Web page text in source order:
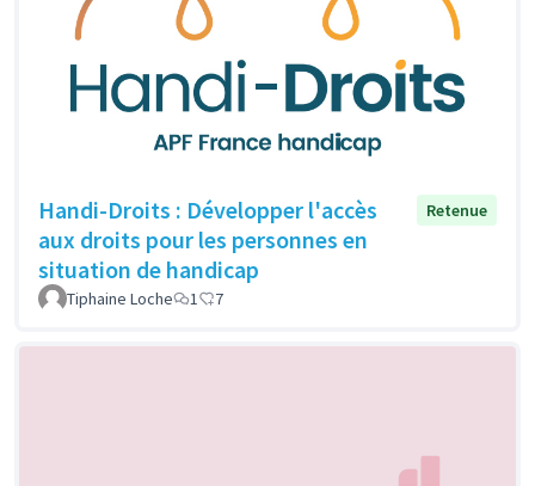
Handi-Droits : Développer l'accès
aux droits pour les personnes en
situation de handicap
Retenue
Tiphaine Loche 1 7